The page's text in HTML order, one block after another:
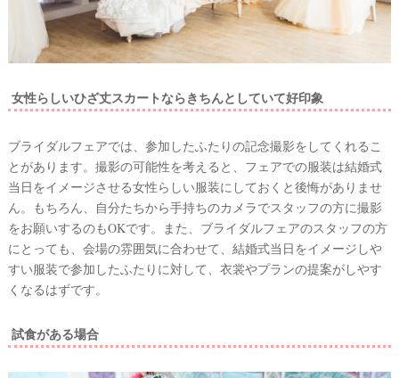
女性らしいひざ丈スカートならきちんとしていて好印象
ブライダルフェアでは、参加したふたりの記念撮影をしてくれるこ
とがあります。撮影の可能性を考えると、フェアでの服装は結婚式
当日をイメージさせる女性らしい服装にしておくと後悔がありませ
ん。もちろん、自分たちから手持ちのカメラでスタッフの方に撮影
をお願いするのもOKです。また、ブライダルフェアのスタッフの方
にとっても、会場の雰囲気に合わせて、結婚式当日をイメージしや
すい服装で参加したふたりに対して、衣裳やプランの提案がしやす
くなるはずです。
試食がある場合